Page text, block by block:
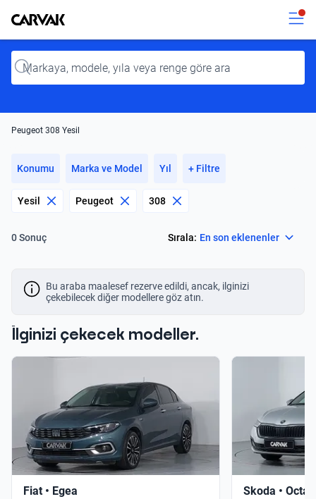
Kavak
Input
Peugeot 308 Yesil
Konumu Marka ve Model Yıl + Filtre
Yesil Peugeot 308
0 Sonuç Sırala: En son eklenenler
Bu araba maalesef rezerve edildi, ancak, ilginizi
çekebilecek diğer modellere göz atın.
İlginizi çekecek modeller.
Fiat • Egea Skoda •